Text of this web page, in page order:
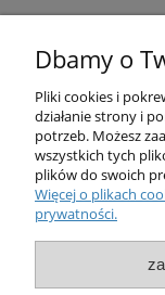
Dbamy o
Pliki cookies i
działanie strony i
potrzeb. Możesz
wszystkich tych
plików do swoich
Więcej o plikach
prywatności.